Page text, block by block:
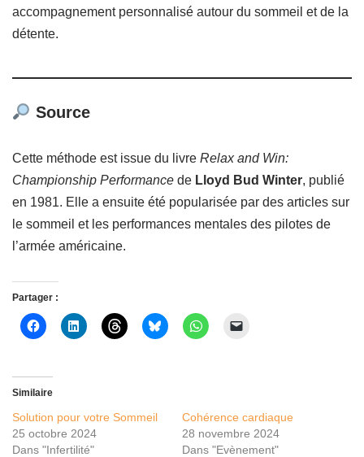
accompagnement personnalisé autour du sommeil et de la
détente.
Source
Cette méthode est issue du livre Relax and Win:
Championship Performance de Lloyd Bud Winter, publié
en 1981. Elle a ensuite été popularisée par des articles sur
le sommeil et les performances mentales des pilotes de
l’armée américaine.
Partager :
Similaire
Solution pour votre Sommeil
25 octobre 2024
Dans "Infertilité"
Cohérence cardiaque
28 novembre 2024
Dans "Evènement"